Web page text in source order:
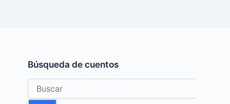
Búsqueda de cuentos
Sin
resultados